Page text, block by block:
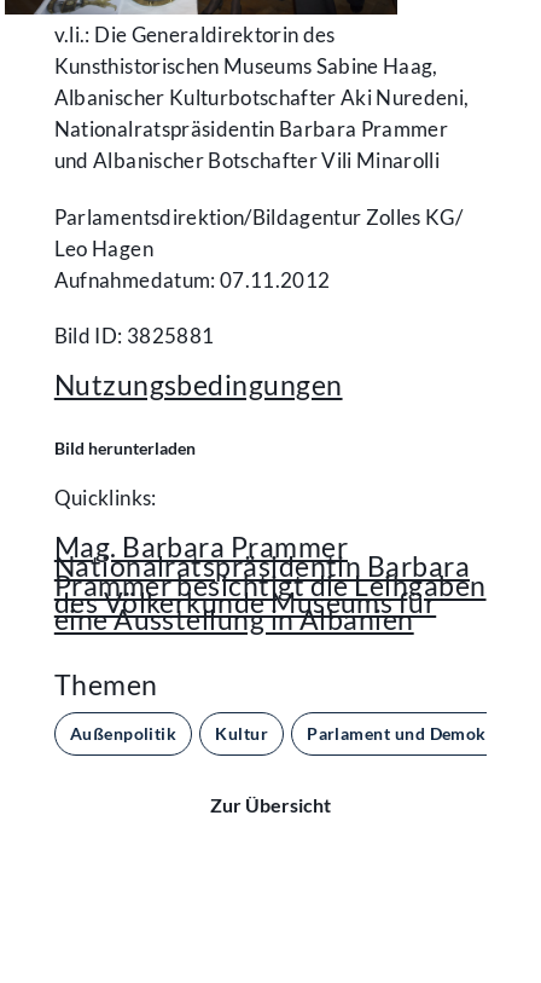
v.li.: Die Generaldirektorin des
Kunsthistorischen Museums Sabine Haag,
Albanischer Kulturbotschafter Aki Nuredeni,
Nationalratspräsidentin Barbara Prammer
und Albanischer Botschafter Vili Minarolli
Parlamentsdirektion/​Bildagentur Zolles KG/​
Leo Hagen
Aufnahmedatum: 07.11.2012
Bild ID: 3825881
Nutzungsbedingungen
Bild herunterladen
Quicklinks:
Mag. Barbara Prammer
Nationalratspräsidentin Barbara
Prammer besichtigt die Leihgaben
des Völkerkunde Museums für
eine Ausstellung in Albanien
Themen
Außenpolitik Kultur Parlament und Demokratie
Zur Übersicht